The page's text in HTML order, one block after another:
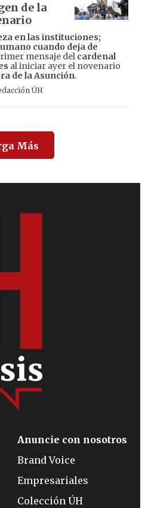
de la
en las instituciones;
cuando deja de
mensaje del cardenal
al iniciar ayer el novenario
de la Asunción.
ÚH
Más
Anuncie con nosotros
Brand Voice
Empresariales
Colección ÚH